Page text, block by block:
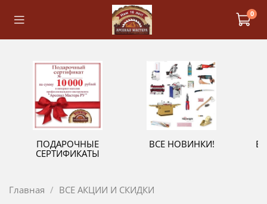
0
ПОДАРОЧНЫЕ
СЕРТИФИКАТЫ
ВСЕ НОВИНКИ!
Главная ВСЕ АКЦИИ И СКИДКИ